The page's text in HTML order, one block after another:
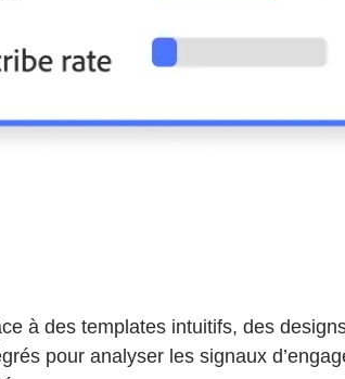
à des templates intuitifs, des
pour analyser les signaux